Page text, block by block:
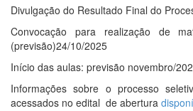
Divulgação do Resultado Final do
Convocação para realização de
(previsão)24/10/2025
Início das aulas: previsão novembro/
Informações sobre o processo
acessados no edital de abertura